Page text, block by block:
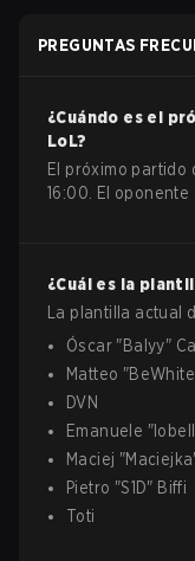
PREGUNTAS
¿Cuándo es el
LoL?
El próximo partido
16:00. El
¿Cuál es la
La plantilla actual
Óscar "Balyy"
Matteo "BeWhite
DVN
Emanuele "
Maciej "Maciejka
Pietro "S1D" Biffi
Toti